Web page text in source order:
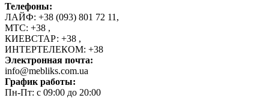
Телефоны:
ЛАЙФ: +38 (093) 801 72 11 ,
МТС: +38 ,
КИЕВСТАР: +38 ,
ИНТЕРТЕЛЕКОМ: +38
Электронная почта:
info@mebliks.com.ua
График работы:
Пн-Пт: с 09:00 до 20:00